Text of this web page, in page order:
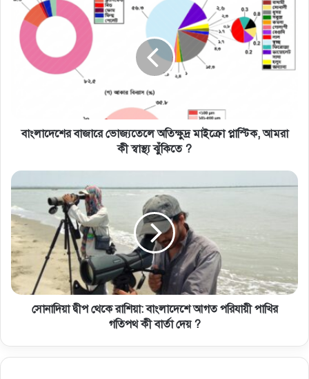
বাংলাদেশের বাজারে ভোজ্যতেলে অতিক্ষুদ্র মাইক্রো প্লাস্টিক, আমরা
কী স্বাস্থ্য ঝুঁকিতে ?
সোনাদিয়া দ্বীপ থেকে রাশিয়া: বাংলাদেশে আগত পরিযায়ী পাখির
গতিপথ কী বার্তা দেয় ?